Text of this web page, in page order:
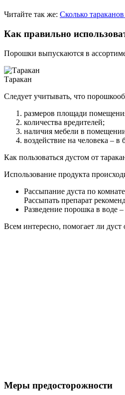
Читайте так же: Сколько
Как правильно
Порошки выпускаются в
Таракан
Следует учитывать, что
размеров площади
количества вредителей;
наличия мебели в
воздействие на человека –
Как пользоваться дустом от
Использование продукта
Рассыпание дуста по
Рассыпать препарат
Разведение порошка в воде
Всем интересно, помогает ли дуст
Меры предосторожности